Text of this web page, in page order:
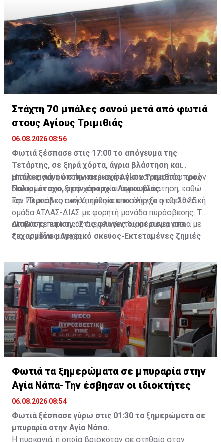
ως το πρώτο ηλιακά-ηλεκτρικό αλιευτικό σκάφος
στον κόσμο.
Στάχτη 70 μπάλες σανού μετά από φωτιά
στους Αγίους Τριμιθιάς
06.08.2026 08:56
Φωτιά ξέσπασε στις 17:00 το απόγευμα της
Τετάρτης, σε ξηρά χόρτα, άγρια βλάστηση και
μπάλες σανού στην περιοχή Αγίων Τριμιθιάς προς
Παλιομέτοχο, στην επαρχία Λευκωσίας.
Η πυρκαγιά, η οποία κατέκαυσε έκταση περίπου τριών
δεκαρίων από ξηρά χόρτα και άγρια βλάστηση, καθώς
και 70 μπάλες σανού, τέθηκε υπό έλεγχο στις 20:25.
Την Πυροσβεστική Υπηρεσία υποστήριξε η εθελοντική
ομάδα ΑΤΛΑΣ-ΔΙΑΣ με φορητή μονάδα πυρόσβεσης. Τα
αίτια της πυρκαγιάς διερευνώνται, σε συνεργασία με
τις αρμόδιες Αρχές.
Διαβάστε επίσης:Στις φλόγες διαμέρισμα από
ξεχασμένο μαγειρικό σκεύος-Εκτεταμένες ζημιές
Φωτιά τα ξημερώματα σε μπυραρία στην
Αγία Νάπα-Την έσβησαν οι ιδιοκτήτες
06.08.2026 08:54
Φωτιά ξέσπασε γύρω στις 01:30 τα ξημερώματα σε
μπυραρία στην Αγία Νάπα.
Η πυρκαγιά, η οποία βρισκόταν σε στηθαίο στον